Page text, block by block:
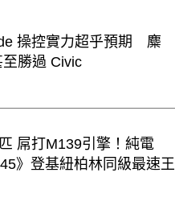
操控實力超乎預期 麋
勝過 Civic
屌打M139引擎！純電
45》登基紐柏林同級最速王